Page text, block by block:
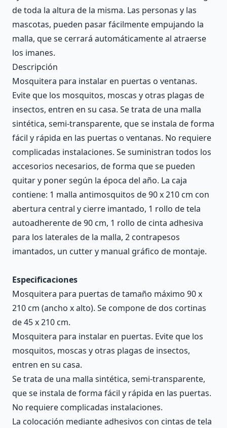
de toda la altura de la misma. Las personas y las
mascotas, pueden pasar fácilmente empujando la
malla, que se cerrará automáticamente al atraerse
los imanes.
Descripción
Mosquitera para instalar en puertas o ventanas.
Evite que los mosquitos, moscas y otras plagas de
insectos, entren en su casa. Se trata de una malla
sintética, semi-transparente, que se instala de forma
fácil y rápida en las puertas o ventanas. No requiere
complicadas instalaciones. Se suministran todos los
accesorios necesarios, de forma que se pueden
quitar y poner según la época del año. La caja
contiene: 1 malla antimosquitos de 90 x 210 cm con
abertura central y cierre imantado, 1 rollo de tela
autoadherente de 90 cm, 1 rollo de cinta adhesiva
para los laterales de la malla, 2 contrapesos
imantados, un cutter y manual gráfico de montaje.
Especificaciones
Mosquitera para puertas de tamaño máximo 90 x
210 cm (ancho x alto). Se compone de dos cortinas
de 45 x 210 cm.
Mosquitera para instalar en puertas. Evite que los
mosquitos, moscas y otras plagas de insectos,
entren en su casa.
Se trata de una malla sintética, semi-transparente,
que se instala de forma fácil y rápida en las puertas.
No requiere complicadas instalaciones.
La colocación mediante adhesivos con cintas de tela